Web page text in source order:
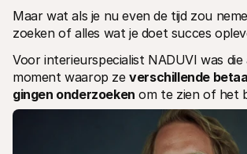
Contact met sales
Ontdek hoe we jouw bedrijf kunnen helpen
Maar wat als je nu even de tijd zou
zoeken of alles wat je doet succes
Voor interieurspecialist NADUVI was
moment waarop ze verschillende
gingen onderzoeken om te zien of het